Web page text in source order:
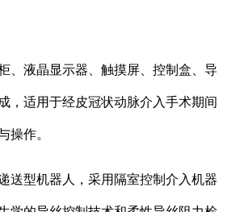
液晶显示器、触摸屏、控制盒、导
，适用于经皮冠状动脉介入手术期间
操作。
型机器人，采用隔室控制介入机器